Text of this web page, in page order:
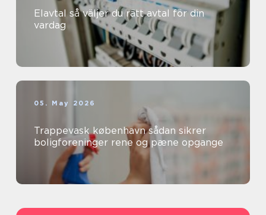
Elavtal så väljer du rätt avtal för din
vardag
05. May 2026
Trappevask københavn sådan sikrer
boligforeninger rene og pæne opgange